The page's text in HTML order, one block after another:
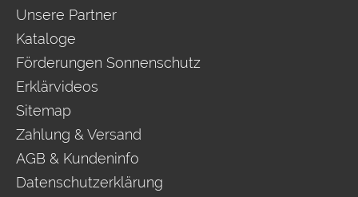
Unsere Partner
Kataloge
Förderungen Sonnenschutz
Erklärvideos
Sitemap
Zahlung & Versand
AGB & Kundeninfo
Datenschutzerklärung